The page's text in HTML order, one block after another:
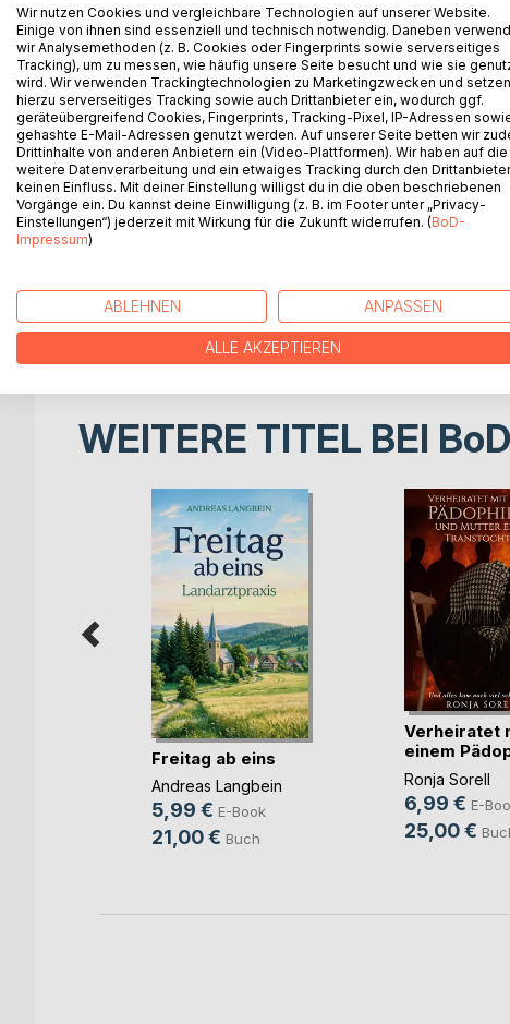
Friedrich von Flersheim (ca. 1397-1473) war ein
Frankenthal), dessen Familie über mehrere
Grundbesitz in der Umgebung dieser Stadt hatte.
von Frankreich bis nach Preußen, von Köln bis
Dienst der Kurpfalz und des Königs Sigmund und
begleitete seinen Pfalzgrafen Ludwig III. u.a. zum
er zum Ritter vom Heiligen Grab geschlagen
ihm in der Schlacht bei Bulgnéville 1431 auf
Pfälzer Rittern nicht dabei um, sondern wurde nur
sein Glück im Dienst Karls des Kühnen von Burgund
Familienepitaph befand sich früher in der
engen Freundes Friedrich von Greiffenclau, das
beiden waren noch im 16. Jahrhundert mehrere
Speyerer Bischofs Philipp von Flersheim, eines
sehr vielfältiges Lebenssbild eines Pfälzer Ritters im
WEITERE TITEL BEI BoD
Freitag ab eins
Andreas Langbein
5,99 € E-Book
21,00 € Buch
Verheiratet
einem
u(...)
Ronja Sorell
6,99 € E-
25,00 €
Wir nutzen Cookies und vergleichbare Technologien auf unserer Website.
Einige von ihnen sind essenziell und technisch notwendig. Daneben
wir Analysemethoden (z. B. Cookies oder Fingerprints sowie serverseitiges
Tracking), um zu messen, wie häufig unsere Seite besucht und wie sie
wird. Wir verwenden Trackingtechnologien zu Marketingzwecken und setzen
hierzu serverseitiges Tracking sowie auch Drittanbieter ein, wodurch ggf.
geräteübergreifend Cookies, Fingerprints, Tracking-Pixel, IP-Adressen
gehashte E-Mail-Adressen genutzt werden. Auf unserer Seite betten wir
Drittinhalte von anderen Anbietern ein (Video-Plattformen). Wir haben auf die
weitere Datenverarbeitung und ein etwaiges Tracking durch den Drittanbieter
keinen Einfluss. Mit deiner Einstellung willigst du in die oben beschriebenen
Vorgänge ein. Du kannst deine Einwilligung (z. B. im Footer unter „Privacy-
Einstellungen“) jederzeit mit Wirkung für die Zukunft widerrufen. (BoD-
Impressum)
ABLEHNEN ANPASSEN
ALLE AKZEPTIEREN